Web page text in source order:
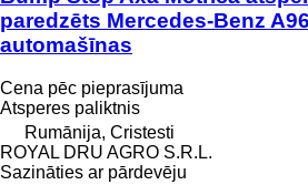
paredzēts Mercedes-Benz
automašīnas
Cena pēc pieprasījuma
Atsperes paliktnis
Rumānija, Cristesti
ROYAL DRU AGRO S.R.L.
Sazināties ar pārdevēju